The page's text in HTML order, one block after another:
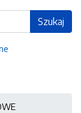
Szukaj